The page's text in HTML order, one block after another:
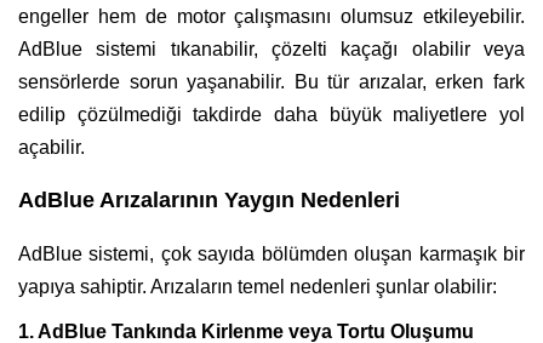
engeller hem de motor çalışmasını olumsuz etkileyebilir.
AdBlue sistemi tıkanabilir, çözelti kaçağı olabilir veya
sensörlerde sorun yaşanabilir. Bu tür arızalar, erken fark
edilip çözülmediği takdirde daha büyük maliyetlere yol
açabilir.
AdBlue Arızalarının Yaygın Nedenleri
AdBlue sistemi, çok sayıda bölümden oluşan karmaşık bir
yapıya sahiptir. Arızaların temel nedenleri şunlar olabilir:
1. AdBlue Tankında Kirlenme veya Tortu Oluşumu